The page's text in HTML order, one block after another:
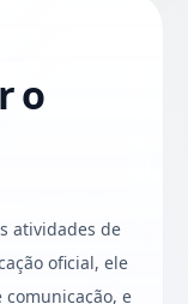
o
atividades de
oficial, ele
comunicação, e